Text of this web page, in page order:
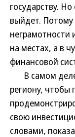
государству.
выйдет.
неграмотности
на местах, а в
финансовой
В самом
региону, чтобы
свою
словами,